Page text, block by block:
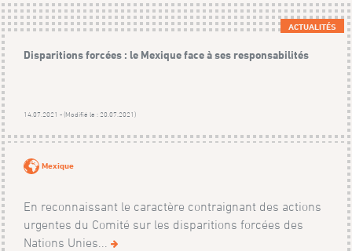
ACTUALITÉS
Disparitions forcées : le Mexique face à ses responsabilités
14.07.2021 - (Modifié le : 20.07.2021)
Mexique
En reconnaissant le caractère contraignant des actions
urgentes du Comité sur les disparitions forcées des
Nations Unies...